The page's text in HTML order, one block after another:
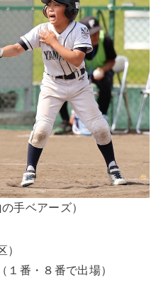
手ベアーズ）
）
１番・８番で出場）